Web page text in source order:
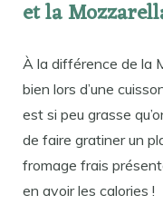
et la
À la différence de la
bien lors d’une
est si peu grasse
de faire gratiner un
fromage frais
en avoir les calories !